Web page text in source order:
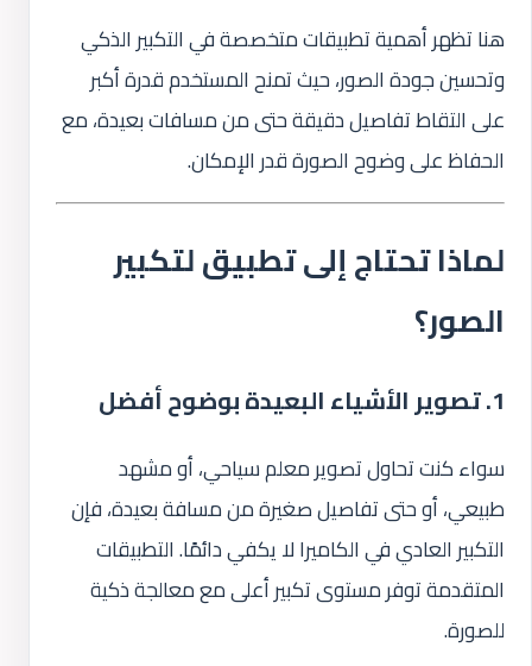
هنا تظهر أهمية تطبيقات متخصصة في التكبير الذكي
وتحسين جودة الصور، حيث تمنح المستخدم قدرة أكبر
على التقاط تفاصيل دقيقة حتى من مسافات بعيدة، مع
الحفاظ على وضوح الصورة قدر الإمكان.
لماذا تحتاج إلى تطبيق لتكبير
الصور؟
1. تصوير الأشياء البعيدة بوضوح أفضل
سواء كنت تحاول تصوير معلم سياحي، أو مشهد
طبيعي، أو حتى تفاصيل صغيرة من مسافة بعيدة، فإن
التكبير العادي في الكاميرا لا يكفي دائمًا. التطبيقات
المتقدمة توفر مستوى تكبير أعلى مع معالجة ذكية
للصورة.